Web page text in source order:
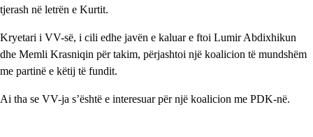
tjerash në letrën e Kurtit.
Kryetari i VV-së, i cili edhe javën e kaluar e ftoi Lumir Abdixhikun
dhe Memli Krasniqin për takim, përjashtoi një koalicion të mundshëm
me partinë e këtij të fundit.
Ai tha se VV-ja s’është e interesuar për një koalicion me PDK-në.